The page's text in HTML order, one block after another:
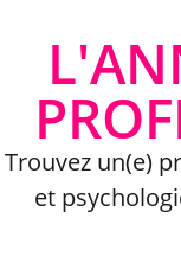
Trouvez un(e)
et